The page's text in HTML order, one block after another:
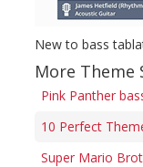
New to bass
More Theme
Pink Panther
10 Perfect
Super Mario